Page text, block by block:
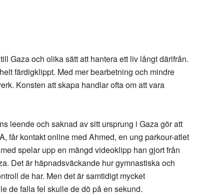
Gaza och olika sätt att hantera ett liv långt därifrån.
färdigklippt. Med mer bearbetning och mindre
Konsten att skapa handlar ofta om att vara
leende och saknad av sitt ursprung i Gaza gör att
får kontakt online med Ahmed, en ung parkour-atlet
spelar upp en mängd videoklipp han gjort från
Det är häpnadsväckande hur gymnastiska och
de har. Men det är samtidigt mycket
de falla fel skulle de dö på en sekund.